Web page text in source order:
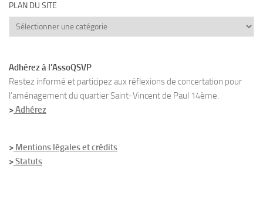
PLAN DU SITE
Plan
du
Adhérez à l'AssoQSVP
Restez informé et participez aux réflexions de concertation pour
l’aménagement du quartier Saint-Vincent de Paul 14ème.
>Adhérez
> Mentions légales et crédits
>Statuts